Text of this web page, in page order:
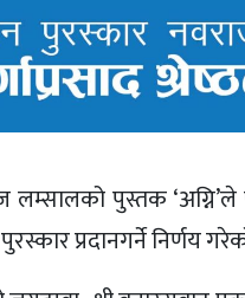
पुस्तक
प्रदानगर्ने निर्णय